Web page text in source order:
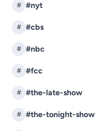
# #nyt
# #cbs
# #nbc
# #fcc
# #the-late-show
# #the-tonight-show